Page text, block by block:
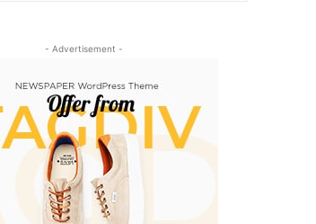
- Advertisement -